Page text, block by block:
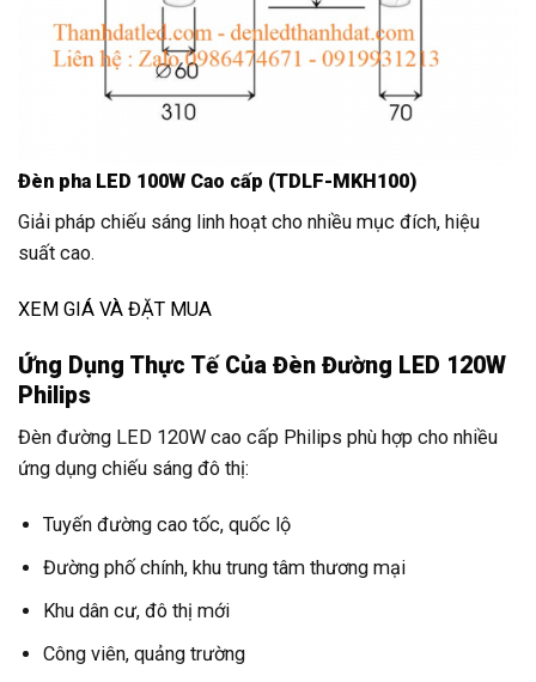
Đèn pha LED 100W Cao cấp (TDLF-MKH100)
Giải pháp chiếu sáng linh hoạt cho nhiều mục đích, hiệu
suất cao.
XEM GIÁ VÀ ĐẶT MUA
Ứng Dụng Thực Tế Của Đèn Đường LED 120W
Philips
Đèn đường LED 120W cao cấp Philips phù hợp cho nhiều
ứng dụng chiếu sáng đô thị:
Tuyến đường cao tốc, quốc lộ
Đường phố chính, khu trung tâm thương mại
Khu dân cư, đô thị mới
Công viên, quảng trường